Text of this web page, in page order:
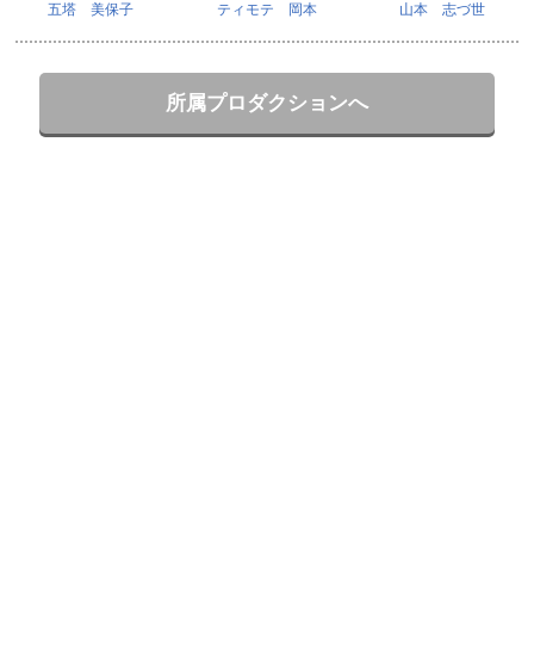
五塔 美保子 ティモテ 岡本 山本 志づ世
所属プロダクションへ